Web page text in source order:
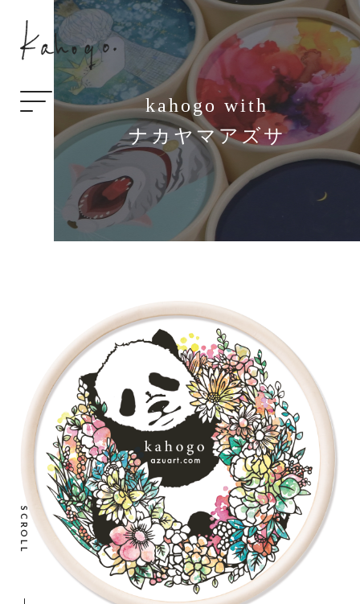
kahogo with
ナカヤマアズサ
SCROLL